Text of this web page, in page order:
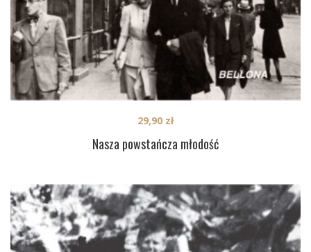
Nasza powstańcza młodość
29,90 zł